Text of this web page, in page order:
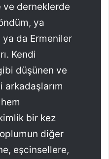
ve derneklerde
ya
ya da Ermeniler
Kendi
düşünen ve
arkadaşlarım
bir kez
diğer
eşcinsellere,